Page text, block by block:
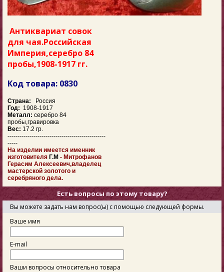
Антиквариат совок
для чая.Российская
Империя,серебро 84
пробы,1908-1917 гг.
Код товара: 0830
Страна:
Россия
Год: 1908-1917
Металл: серебро 84
пробы,гравировка
Вес: 17.2 гр.
-------------------------------------------------
-----
На изделии имеется именник
изготовителя Г.М - Митрофанов
Герасим Алексеевич,владелец
мастерской золотого и
серебряного дела.
Есть вопросы по этому товару?
Вы можете задать нам вопрос(ы) с помощью следующей формы.
Ваше имя
E-mail
Ваши вопросы относительно товара